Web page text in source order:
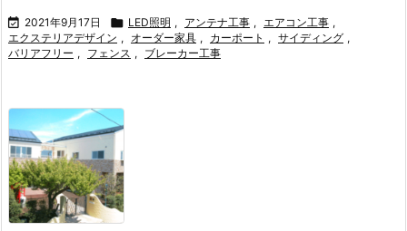
 2021年9月17日  LED照明 , アンテナ工事 , エアコン工事 ,
エクステリアデザイン , オーダー家具 , カーポート , サイディング ,
バリアフリー , フェンス , ブレーカー工事